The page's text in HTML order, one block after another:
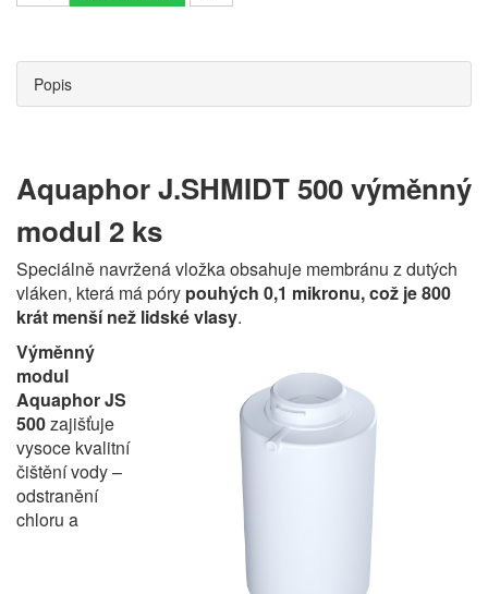
Popis
Aquaphor J.SHMIDT 500 výměnný
modul 2 ks
Speciálně navržená vložka obsahuje membránu z dutých
vláken, která má póry pouhých 0,1 mikronu, což je 800
krát menší než lidské vlasy.
Výměnný
modul
Aquaphor JS
500zajišťuje
vysoce kvalitní
čištění vody –
odstranění
chloru a